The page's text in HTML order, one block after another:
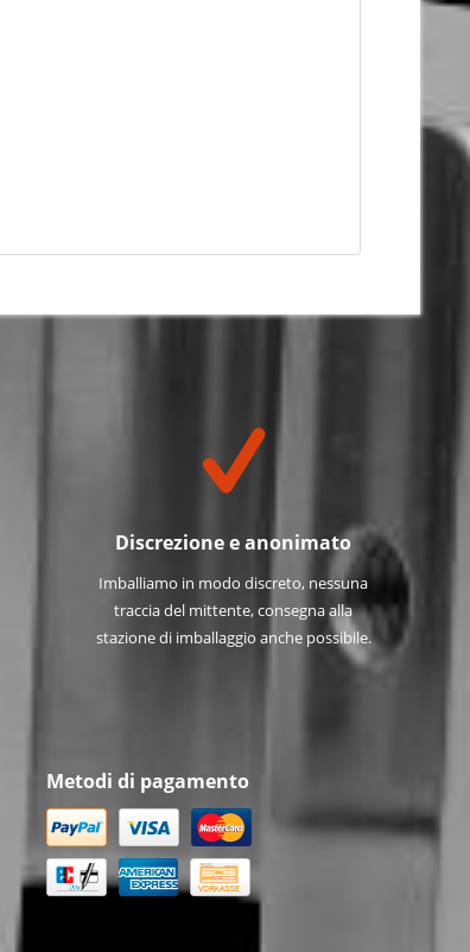
Discrezione e anonimato
Imballiamo in modo discreto, nessuna
traccia del mittente, consegna alla
stazione di imballaggio anche possibile.
Metodi di pagamento